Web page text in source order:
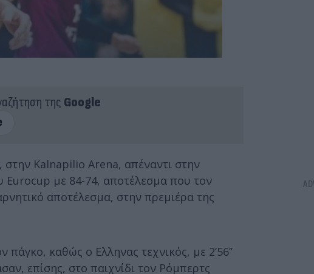
της Google
στην Kalnapilio Arena, απέναντι στην
Eurocup με 84-74, αποτέλεσμα που τον
αποτέλεσμα, στην πρεμιέρα της
καθώς ο Ελληνας τεχνικός, με 2’56’’
επίσης, στο παιχνίδι τον Ρόμπερτς